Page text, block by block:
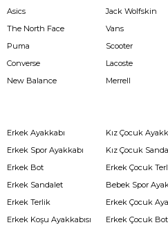
Asics
The North Face
Puma
Converse
New Balance
Jack Wolfskin
Vans
Scooter
Lacoste
Merrell
Erkek Ayakkabı
Erkek Spor Ayakkabı
Erkek Bot
Erkek Sandalet
Erkek Terlik
Erkek Koşu Ayakkabısı
Kız Çocuk
Kız Çocuk
Erkek Çocuk
Bebek Spor
Erkek Çocuk
Erkek Çocuk Bot